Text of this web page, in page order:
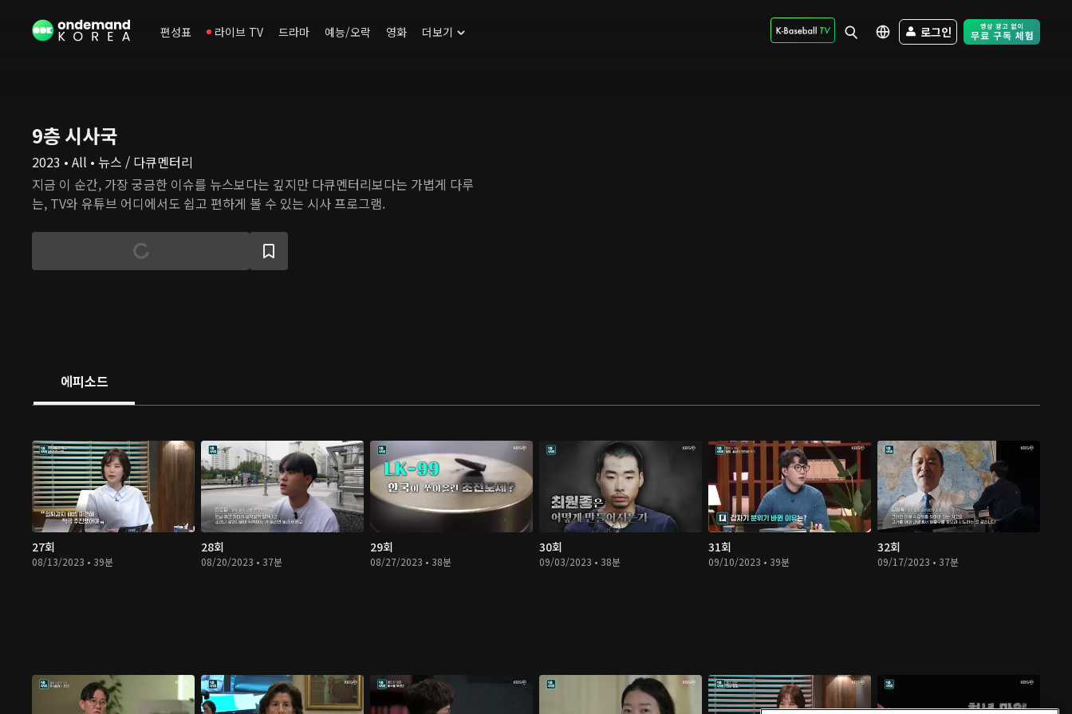
편성표 라이브 TV 드라마 예능/오락 영화 더보기 로그인 Free Trial -
9층 시사국
2023 • All • 뉴스 / 다큐멘터리
지금 이 순간, 가장 궁금한 이슈를 뉴스보다는 깊지만 다큐멘터리보다는 가볍게 다루
는, TV와 유튜브 어디에서도 쉽고 편하게 볼 수 있는 시사 프로그램.
에피소드
27회
08/13/2023 • 39분
28회
08/20/2023 • 37분
29회
08/27/2023 • 38분
30회
09/03/2023 • 38분
31회
09/10/2023 • 39분
32회
09/17/2023 • 37분